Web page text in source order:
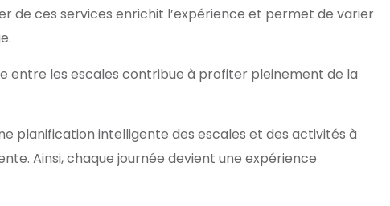
de ces services enrichit l’expérience et permet de varier
entre les escales contribue à profiter pleinement de la
planification intelligente des escales et des activités à
Ainsi, chaque journée devient une expérience